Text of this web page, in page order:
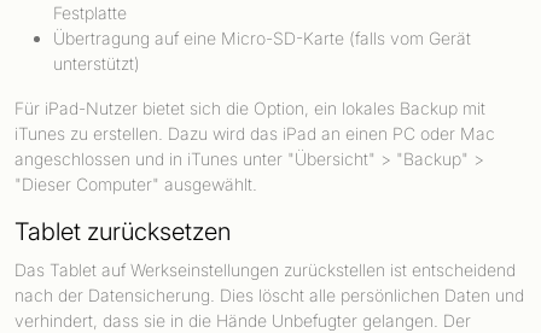
Festplatte
Übertragung auf eine Micro-SD-Karte (falls vom Gerät
unterstützt)
Für iPad-Nutzer bietet sich die Option, ein lokales Backup mit
iTunes zu erstellen. Dazu wird das iPad an einen PC oder Mac
angeschlossen und in iTunes unter "Übersicht" > "Backup" >
"Dieser Computer" ausgewählt.
Tablet zurücksetzen
Das Tablet auf Werkseinstellungen zurückstellen ist entscheidend
nach der Datensicherung. Dies löscht alle persönlichen Daten und
verhindert, dass sie in die Hände Unbefugter gelangen. Der